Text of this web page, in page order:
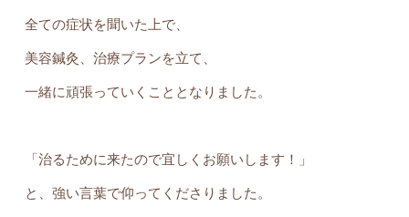
全ての症状を聞いた上で、
美容鍼灸、治療プランを立て、
一緒に頑張っていくこととなりました。
「治るために来たので宜しくお願いします！」
と、強い言葉で仰ってくださりました。